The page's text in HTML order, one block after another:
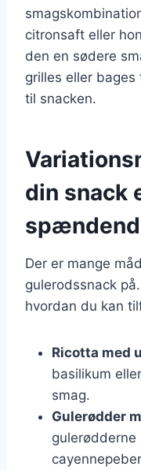
citronsaft eller
den en sødere
grilles eller
til snacken.
din snack
Der er mange
gulerodssnack
hvordan du kan
Ricotta med
basilikum
smag.
Gulerødder